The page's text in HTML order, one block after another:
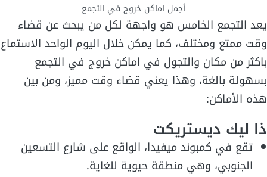
أجمل اماكن خروج في التجمع
يعد التجمع الخامس هو واجهة لكل من يبحث عن قضاء
وقت ممتع ومختلف، كما يمكن خلال اليوم الواحد الاستماع
باكثر من مكان والتجول في اماكن خروج في التجمع
بسهولة بالغة، وهذا يعني قضاء وقت مميز، ومن بين
هذه الأماكن:
ذا ليك ديستريكت
تقع في كمبوند ميفيدا، الواقع على شارع التسعين
الجنوبي، وهي منطقة حيوية للغاية.